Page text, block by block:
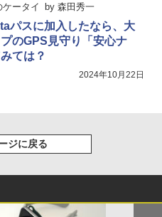
ータイ by 森田秀一
パスに加入したなら、大
のGPS見守り「安心ナ
ては？
2024年10月22日
ジに戻る